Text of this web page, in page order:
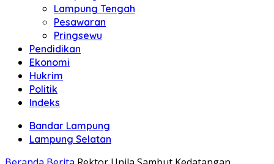
Lampung Tengah
Pesawaran
Pringsewu
Pendidikan
Ekonomi
Hukrim
Politik
Indeks
Bandar Lampung
Lampung Selatan